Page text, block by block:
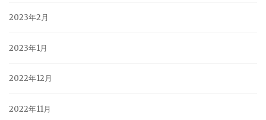
2023年2月
2023年1月
2022年12月
2022年11月